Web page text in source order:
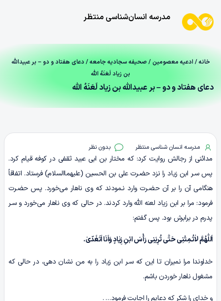
مدرسه انسان‌شناسی منتظر
خانه/ ادعیه معصومین/ صحیفه سجادیه جامعه/ دعای هفتاد و دو – بر عبیداللّٰه
بن زیاد لَعَنَهُ اللّٰه
دعای هفتاد و دو – بر عبیداللّٰه بن زیاد لَعَنَهُ اللّٰه
مدرسه انسان شناسی منتظر بدون نظر
مدائنی از رجالش روایت کرد: که مختار بن ابی عبید ثقفی در کوفه قیام کرد.
پس سـر ابن زیاد را نزد حضـرت علی بن الحسین (علیهماالسلام) فرستاد. اتفاقاً
هنگامی آن را بر آن حضـرت وارد نـمودند که وی ناهار می‌خورد. پس حضـرت
فرمود: مرا بر ابن زیاد لعنه اللّٰه وارد کردند. در حالی که وی ناهار می‌خورد و سـر
پدرم در برابرش بود. پس گفتم:
اَللّٰهُمَّ لاٰتُـمِتْنِی حَتّٰى تُرِیَنِی رَأْسَ ابْنِ زِیٰادٍ وَاَنَا اَتَغَدّىٰ.
خداوندا مرا نمیران تا این که سـر ابن زیاد را به من نشان دهی، در حالی که
مشغول ناهار خوردن باشم.
و خدای را شکر که دعایم را اجابت فرمود… .